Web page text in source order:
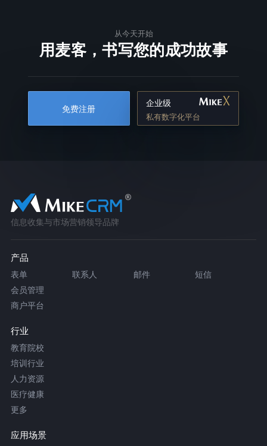
从今天开始
用麦客，书写您的成功故事
免费注册
企业级
私有数字化平台
信息收集与市场营销领导品牌
产品
表单 联系人 邮件
短信
会员管理
商户平台
行业
教育院校
培训行业
人力资源
医疗健康
更多
应用场景